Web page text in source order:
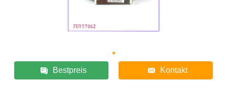
Bestpreis Kontakt